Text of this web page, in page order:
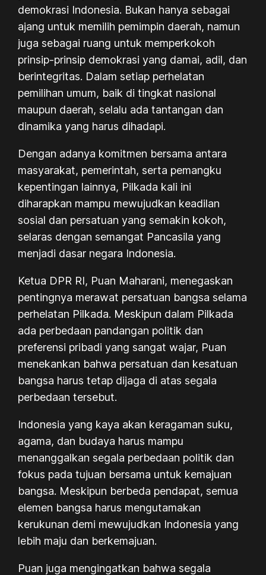
demokrasi Indonesia. Bukan hanya sebagai
ajang untuk memilih pemimpin daerah, namun
juga sebagai ruang untuk memperkokoh
prinsip-prinsip demokrasi yang damai, adil, dan
berintegritas. Dalam setiap perhelatan
pemilihan umum, baik di tingkat nasional
maupun daerah, selalu ada tantangan dan
dinamika yang harus dihadapi.
Dengan adanya komitmen bersama antara
masyarakat, pemerintah, serta pemangku
kepentingan lainnya, Pilkada kali ini
diharapkan mampu mewujudkan keadilan
sosial dan persatuan yang semakin kokoh,
selaras dengan semangat Pancasila yang
menjadi dasar negara Indonesia.
Ketua DPR RI, Puan Maharani, menegaskan
pentingnya merawat persatuan bangsa selama
perhelatan Pilkada. Meskipun dalam Pilkada
ada perbedaan pandangan politik dan
preferensi pribadi yang sangat wajar, Puan
menekankan bahwa persatuan dan kesatuan
bangsa harus tetap dijaga di atas segala
perbedaan tersebut.
Indonesia yang kaya akan keragaman suku,
agama, dan budaya harus mampu
menanggalkan segala perbedaan politik dan
fokus pada tujuan bersama untuk kemajuan
bangsa. Meskipun berbeda pendapat, semua
elemen bangsa harus mengutamakan
kerukunan demi mewujudkan Indonesia yang
lebih maju dan berkemajuan.
Puan juga mengingatkan bahwa segala